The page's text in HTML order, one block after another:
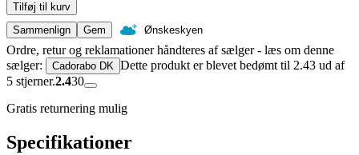
Tilføj til kurv
Sammenlign
Gem Ønskeskyen
Ordre, retur og reklamationer håndteres af sælger - læs om denne
sælger:
Cadorabo DK Dette produkt er blevet bedømt til 2.43 ud af
5 stjerner.2.430
Gratis returnering mulig
Specifikationer